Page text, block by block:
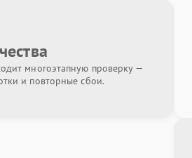
многоэтапную проверку —
и повторные сбои.